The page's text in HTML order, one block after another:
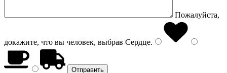
Пожалуйста,
докажите, что вы человек, выбрав Сердце.